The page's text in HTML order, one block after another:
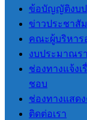
ข้อบัญญัติงบป
ข่าวประชาสั
คณะผู้บริหาร
งบประมาณร
ช่องทางแจ้ง
ชอบ
ช่องทางแสด
ติดต่อเรา
จำนวนผู้อ่าน :
นายโอฬา
นายกองค์การบ
โทร